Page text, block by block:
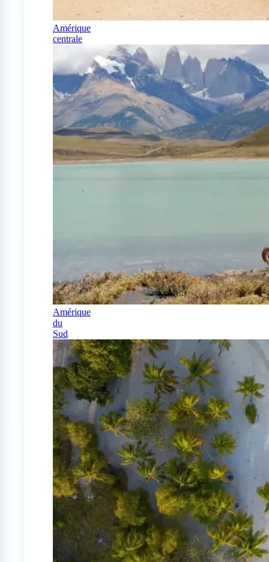
Amérique
centrale
Amérique
du
Sud